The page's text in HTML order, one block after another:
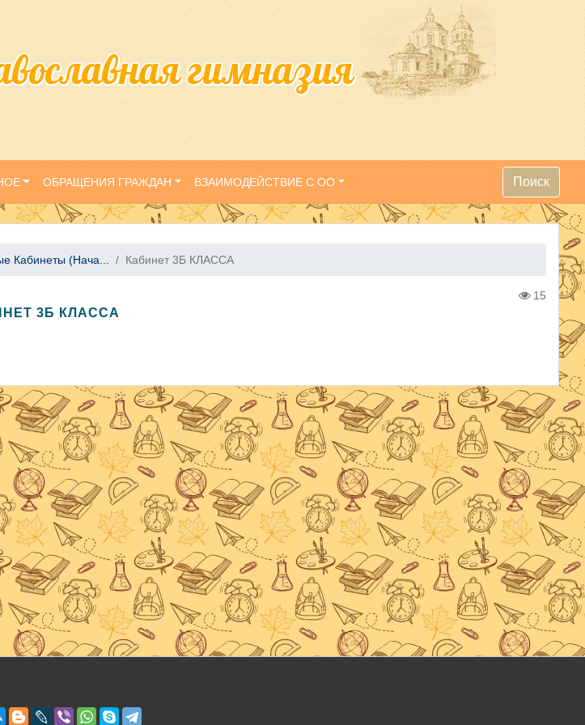
гимназия
ОБРАЩЕНИЯ ГРАЖДАН ВЗАИМОДЕЙСТВИЕ С ОО Поиск
Кабинеты (Нача... Кабинет 3Б КЛАССА
15
3Б КЛАССА